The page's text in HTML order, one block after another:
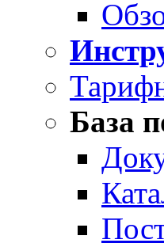
База